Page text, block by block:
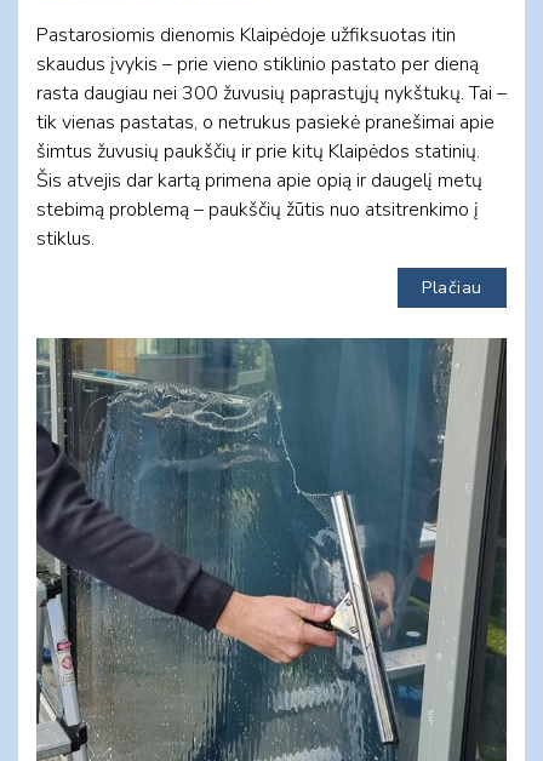
Pastarosiomis dienomis Klaipėdoje užfiksuotas itin
skaudus įvykis – prie vieno stiklinio pastato per dieną
rasta daugiau nei 300 žuvusių paprastųjų nykštukų. Tai –
tik vienas pastatas, o netrukus pasiekė pranešimai apie
šimtus žuvusių paukščių ir prie kitų Klaipėdos statinių.
Šis atvejis dar kartą primena apie opią ir daugelį metų
stebimą problemą – paukščių žūtis nuo atsitrenkimo į
stiklus.
Plačiau